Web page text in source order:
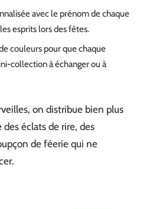
avec le prénom de chaque
esprits lors des fêtes.
couleurs pour que chaque
collection à échanger ou à
on distribue bien plus
éclats de rire, des
de féerie qui ne